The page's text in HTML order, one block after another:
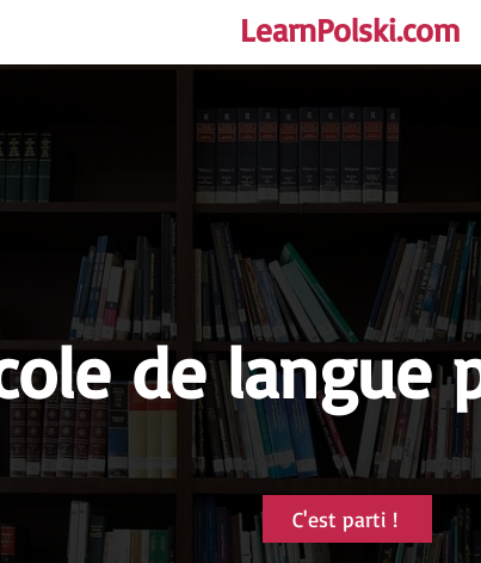
LearnPolski.com
de langue
C'est parti !